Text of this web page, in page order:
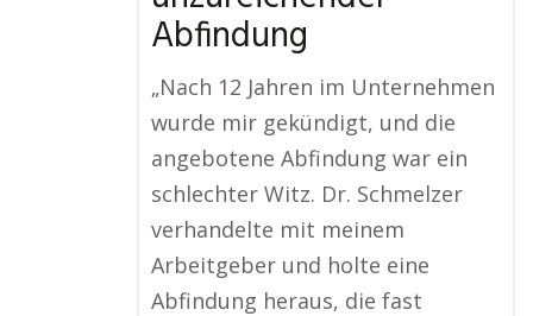
Abfindung
„Nach 12 Jahren im Unternehmen
wurde mir gekündigt, und die
angebotene Abfindung war ein
schlechter Witz. Dr. Schmelzer
verhandelte mit meinem
Arbeitgeber und holte eine
Abfindung heraus, die fast